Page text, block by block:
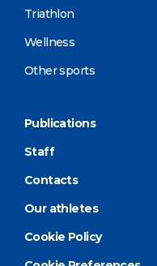
Triathlon
Wellness
Other sports
Publications
Staff
Contacts
Our athletes
Cookie Policy